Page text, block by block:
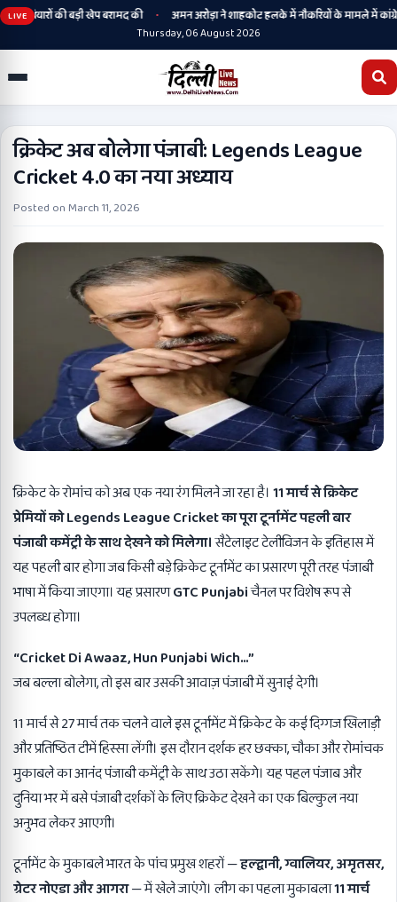
LIVE की बड़ी खेप बरामद की •
अमन अरोड़ा ने शाहकोट हलके में नौकरियों के मामले में कांग्रेसी
Thursday, 06 August 2026
क्रिकेट अब बोलेगा पंजाबी: Legends League
Cricket 4.0 का नया अध्याय
Posted on March 11, 2026
क्रिकेट के रोमांच को अब एक नया रंग मिलने जा रहा है। 11 मार्च से क्रिकेट
प्रेमियों को Legends League Cricket का पूरा टूर्नामेंट पहली बार
पंजाबी कमेंट्री के साथ देखने को मिलेगा।सैटेलाइट टेलीविजन के इतिहास में
यह पहली बार होगा जब किसी बड़े क्रिकेट टूर्नामेंट का प्रसारण पूरी तरह पंजाबी
भाषा में किया जाएगा। यह प्रसारणGTC Punjabiचैनल पर विशेष रूप से
उपलब्ध होगा।
“Cricket Di Awaaz, Hun Punjabi Wich…”
जब बल्ला बोलेगा, तो इस बार उसकी आवाज़ पंजाबी में सुनाई देगी।
11 मार्च से 27 मार्च तक चलने वाले इस टूर्नामेंट में क्रिकेट के कई दिग्गज खिलाड़ी
और प्रतिष्ठित टीमें हिस्सा लेंगी। इस दौरान दर्शक हर छक्का, चौका और रोमांचक
मुकाबले का आनंद पंजाबी कमेंट्री के साथ उठा सकेंगे। यह पहल पंजाब और
दुनिया भर में बसे पंजाबी दर्शकों के लिए क्रिकेट देखने का एक बिल्कुल नया
अनुभव लेकर आएगी।
टूर्नामेंट के मुकाबले भारत के पांच प्रमुख शहरों —हल्द्वानी, ग्वालियर, अमृतसर,
ग्रेटर नोएडा और आगरा— में खेले जाएंगे। लीग का पहला मुकाबला11 मार्च